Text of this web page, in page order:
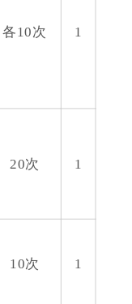
各10次 1
20次 1
10次 1